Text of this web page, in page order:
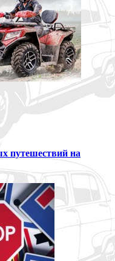
путешествий на